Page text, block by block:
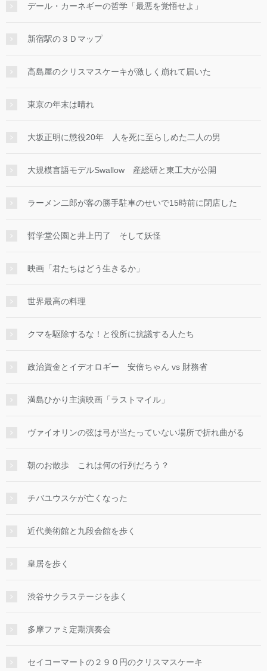
デール・カーネギーの哲学「最悪を覚悟せよ」
新宿駅の３Ｄマップ
高島屋のクリスマスケーキが激しく崩れて届いた
東京の年末は晴れ
大坂正明に懲役20年 人を死に至らしめた二人の男
大規模言語モデルSwallow 産総研と東工大が公開
ラーメン二郎が客の勝手駐車のせいで15時前に閉店した
哲学堂公園と井上円了 そして妖怪
映画「君たちはどう生きるか」
世界最高の料理
クマを駆除するな！と役所に抗議する人たち
政治資金とイデオロギー 安倍ちゃん vs 財務省
満島ひかり主演映画「ラストマイル」
ヴァイオリンの弦は弓が当たっていない場所で折れ曲がる
朝のお散歩 これは何の行列だろう？
チバユウスケが亡くなった
近代美術館と九段会館を歩く
皇居を歩く
渋谷サクラステージを歩く
多摩ファミ定期演奏会
セイコーマートの２９０円のクリスマスケーキ